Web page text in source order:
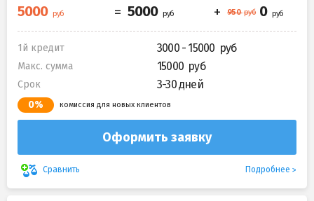
1й кредит 3000 - 15000
Макс. сумма 15000
Срок 3-30 дней
0% комиссия для новых клиентов
Оформить заявку
Сравнить Подробнее